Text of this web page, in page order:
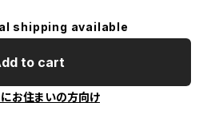
shipping available
to cart
お住まいの方向け